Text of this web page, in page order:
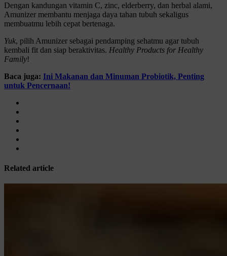
Dengan kandungan vitamin C, zinc, elderberry, dan herbal alami,
Amunizer membantu menjaga daya tahan tubuh sekaligus
membuatmu lebih cepat bertenaga.
Yuk, pilih Amunizer sebagai pendamping sehatmu agar tubuh
kembali fit dan siap beraktivitas. Healthy Products for Healthy
Family!
Baca juga: Ini Makanan dan Minuman Probiotik, Penting
untuk Pencernaan!
Related article